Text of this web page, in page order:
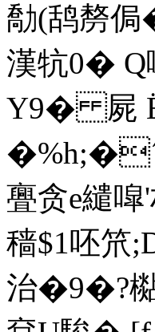
勪(鸹剺侷
漢牨0� Q
Y9� 屍
�%h;�ˊ
亹贪e繾
穑$1呸
治�9�?